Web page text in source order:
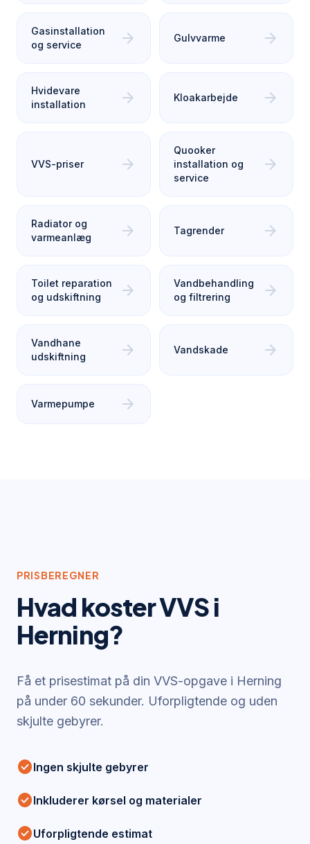
Gasinstallation
og service
arrow_forward Gulvvarme arrow_forward
Hvidevare
installation
arrow_forward Kloakarbejde arrow_forward
VVS-priser arrow_forward
Quooker
installation og
service
arrow_forward
Radiator og
varmeanlæg
arrow_forward Tagrender arrow_forward
Toilet reparation
og udskiftning
arrow_forward
Vandbehandling
og filtrering
arrow_forward
Vandhane
udskiftning
arrow_forward Vandskade arrow_forward
Varmepumpe arrow_forward
PRISBEREGNER
Hvad koster VVS i
Herning?
Få et prisestimat på din VVS-opgave i Herning
på under 60 sekunder. Uforpligtende og uden
skjulte gebyrer.
check_circleIngen skjulte gebyrer
check_circleInkluderer kørsel og materialer
check_circleUforpligtende estimat